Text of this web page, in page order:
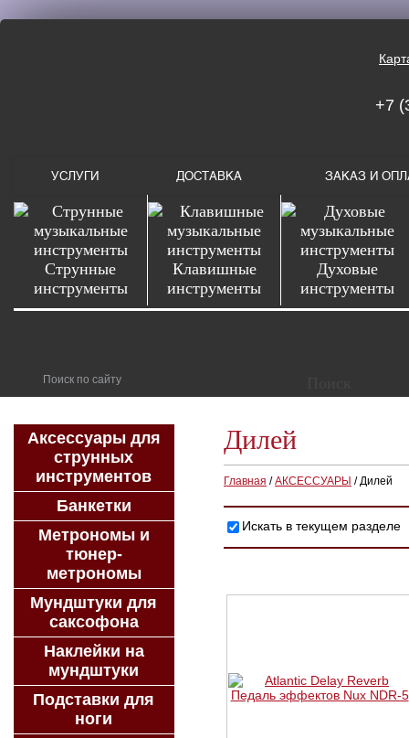
+7
УСЛУГИ ДОСТАВКА ЗАКАЗ И
Струнные
инструменты
Клавишные
инструменты
Духовые
инструменты
Дилей
Главная /АКСЕССУАРЫ /Дилей
Искать в текущем разделе
Аксессуары для
струнных
инструментов
Банкетки
Метрономы и
тюнер-
метрономы
Мундштуки для
саксофона
Наклейки на
мундштуки
Подставки для
ноги